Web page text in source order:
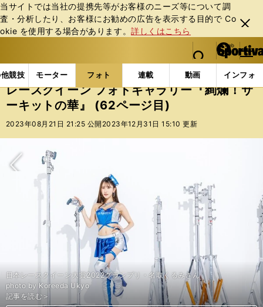
当サイトでは当社の提携先等がお客様のニーズ等について調
査・分析したり、お客様にお勧めの広告を表⽰する⽬的で Co
okie を使⽤する場合があります。詳しくはこちら
閉じ
る
web Sportiva (webスポルティーバ)
検索
マイペ
ー
ジ
メニュ
競技 モーター フォト 連載 動画 インフォ
b
ス
ポ
ル
バ
フォトギャラリー スポーツビーナスギャラリー レ
レースクイーン フォトギャラリー『絢爛！サ
ーキットの華』 (62ページ目)
2023年08月21日 21:25 公開 2023年12月31日 15:10 更新
photo by Yoshida Shigenobu
前編「DeNAチア、RIZINガール、ファッションモデル...19人のレースク
イーンがスーパーフォーミュラに集結！」＞＞
photo by Yoshida Shigenobu
前編「DeNAチア、RIZINガール、ファッションモデル...19人のレースク
イーンがスーパーフォーミュラに集結！」＞＞
photo by Yoshida Shigenobu
前編「DeNAチア、RIZINガール、ファッションモデル...19人のレースク
イーンがスーパーフォーミュラに集結！」＞＞
photo by Yoshida Shigenobu
前編「DeNAチア、RIZINガール、ファッションモデル...19人のレースク
イーンがスーパーフォーミュラに集結！」＞＞
photo by Yoshida Shigenobu
前編「DeNAチア、RIZINガール、ファッションモデル...19人のレースク
イーンがスーパーフォーミュラに集結！」＞＞
photo by Yoshida Shigenobu
前編「DeNAチア、RIZINガール、ファッションモデル...19人のレースク
イーンがスーパーフォーミュラに集結！」＞＞
photo by Yoshida Shigenobu
前編「DeNAチア、RIZINガール、ファッションモデル...19人のレースク
イーンがスーパーフォーミュラに集結！」＞＞
photo by Yoshida Shigenobu
前編「DeNAチア、RIZINガール、ファッションモデル...19人のレースク
イーンがスーパーフォーミュラに集結！」＞＞
photo by Yoshida Shigenobu
前編「DeNAチア、RIZINガール、ファッションモデル...19人のレースク
イーンがスーパーフォーミュラに集結！」＞＞
photo by Yoshida Shigenobu
前編「DeNAチア、RIZINガール、ファッションモデル...19人のレースク
イーンがスーパーフォーミュラに集結！」＞＞
photo by Yoshida Shigenobu
前編「DeNAチア、RIZINガール、ファッションモデル...19人のレースク
イーンがスーパーフォーミュラに集結！」＞＞
photo by Yoshida Shigenobu
前編「DeNAチア、RIZINガール、ファッションモデル...19人のレースク
イーンがスーパーフォーミュラに集結！」＞＞
photo by Yoshida Shigenobu
前編「DeNAチア、RIZINガール、ファッションモデル...19人のレースク
イーンがスーパーフォーミュラに集結！」＞＞
photo by Yoshida Shigenobu
前編「DeNAチア、RIZINガール、ファッションモデル...19人のレースク
イーンがスーパーフォーミュラに集結！」＞＞
photo by Yoshida Shigenobu
前編「DeNAチア、RIZINガール、ファッションモデル...19人のレースク
イーンがスーパーフォーミュラに集結！」＞＞
photo by Yoshida Shigenobu
前編「DeNAチア、RIZINガール、ファッションモデル...19人のレースク
イーンがスーパーフォーミュラに集結！」＞＞
photo by Yoshida Shigenobu
前編「DeNAチア、RIZINガール、ファッションモデル...19人のレースク
イーンがスーパーフォーミュラに集結！」＞＞
photo by Yoshida Shigenobu
前編「DeNAチア、RIZINガール、ファッションモデル...19人のレースク
イーンがスーパーフォーミュラに集結！」＞＞
photo by Yoshida Shigenobu
前編「DeNAチア、RIZINガール、ファッションモデル...19人のレースク
イーンがスーパーフォーミュラに集結！」＞＞
photo by Yoshida Shigenobu
前編「DeNAチア、RIZINガール、ファッションモデル...19人のレースク
イーンがスーパーフォーミュラに集結！」＞＞
photo by Yoshida Shigenobu
後編「伝説のトップレースクイーンやK-1ガールズも...19人のレースクイ
ーンがサーキットに華を添える！」＞＞
photo by Yoshida Shigenobu
後編「伝説のトップレースクイーンやK-1ガールズも...19人のレースクイ
ーンがサーキットに華を添える！」＞＞
photo by Yoshida Shigenobu
後編「伝説のトップレースクイーンやK-1ガールズも...19人のレースクイ
ーンがサーキットに華を添える！」＞＞
photo by Yoshida Shigenobu
後編「伝説のトップレースクイーンやK-1ガールズも...19人のレースクイ
ーンがサーキットに華を添える！」＞＞
photo by Yoshida Shigenobu
後編「伝説のトップレースクイーンやK-1ガールズも...19人のレースクイ
ーンがサーキットに華を添える！」＞＞
photo by Yoshida Shigenobu
後編「伝説のトップレースクイーンやK-1ガールズも...19人のレースクイ
ーンがサーキットに華を添える！」＞＞
photo by Yoshida Shigenobu
後編「伝説のトップレースクイーンやK-1ガールズも...19人のレースクイ
ーンがサーキットに華を添える！」＞＞
photo by Yoshida Shigenobu
後編「伝説のトップレースクイーンやK-1ガールズも...19人のレースクイ
ーンがサーキットに華を添える！」＞＞
photo by Yoshida Shigenobu
後編「伝説のトップレースクイーンやK-1ガールズも...19人のレースクイ
ーンがサーキットに華を添える！」＞＞
photo by Yoshida Shigenobu
後編「伝説のトップレースクイーンやK-1ガールズも...19人のレースクイ
ーンがサーキットに華を添える！」＞＞
photo by Yoshida Shigenobu
後編「伝説のトップレースクイーンやK-1ガールズも...19人のレースクイ
ーンがサーキットに華を添える！」＞＞
photo by Yoshida Shigenobu
後編「伝説のトップレースクイーンやK-1ガールズも...19人のレースクイ
ーンがサーキットに華を添える！」＞＞
photo by Yoshida Shigenobu
後編「伝説のトップレースクイーンやK-1ガールズも...19人のレースクイ
ーンがサーキットに華を添える！」＞＞
photo by Yoshida Shigenobu
後編「伝説のトップレースクイーンやK-1ガールズも...19人のレースクイ
ーンがサーキットに華を添える！」＞＞
photo by Yoshida Shigenobu
後編「伝説のトップレースクイーンやK-1ガールズも...19人のレースクイ
ーンがサーキットに華を添える！」＞＞
photo by Yoshida Shigenobu
後編「伝説のトップレースクイーンやK-1ガールズも...19人のレースクイ
ーンがサーキットに華を添える！」＞＞
photo by Yoshida Shigenobu
後編「伝説のトップレースクイーンやK-1ガールズも...19人のレースクイ
ーンがサーキットに華を添える！」＞＞
photo by Yoshida Shigenobu
後編「伝説のトップレースクイーンやK-1ガールズも...19人のレースクイ
ーンがサーキットに華を添える！」＞＞
日本レースクイーン大賞2022グランプリ・名取くるみさん
photo by Koreeda Ukyo
記事を読む＞